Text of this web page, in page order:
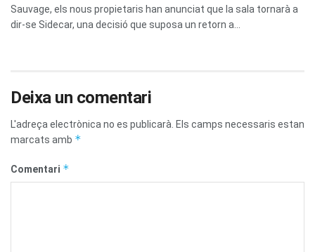
Sauvage, els nous propietaris han anunciat que la sala tornarà a
dir-se Sidecar, una decisió que suposa un retorn a...
Deixa un comentari
L'adreça electrònica no es publicarà. Els camps necessaris estan
marcats amb *
Comentari *